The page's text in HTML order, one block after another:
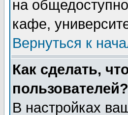
на
кафе,
Вернуться к
Как сделать,
пользователей?
В настройках